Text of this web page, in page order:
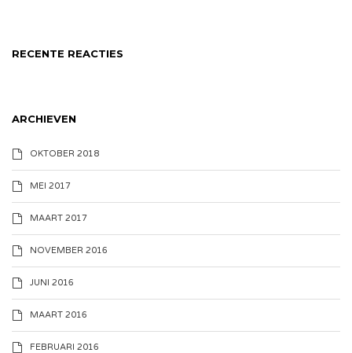
RECENTE REACTIES
ARCHIEVEN
OKTOBER 2018
MEI 2017
MAART 2017
NOVEMBER 2016
JUNI 2016
MAART 2016
FEBRUARI 2016